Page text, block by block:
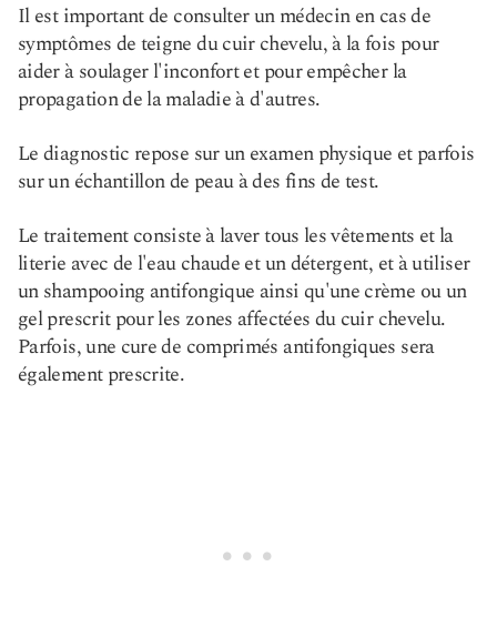
Il est important de consulter un médecin en cas de
symptômes de teigne du cuir chevelu, à la fois pour
aider à soulager l'inconfort et pour empêcher la
propagation de la maladie à d'autres.
Le diagnostic repose sur un examen physique et parfois
sur un échantillon de peau à des fins de test.
Le traitement consiste à laver tous les vêtements et la
literie avec de l'eau chaude et un détergent, et à utiliser
un shampooing antifongique ainsi qu'une crème ou un
gel prescrit pour les zones affectées du cuir chevelu.
Parfois, une cure de comprimés antifongiques sera
également prescrite.